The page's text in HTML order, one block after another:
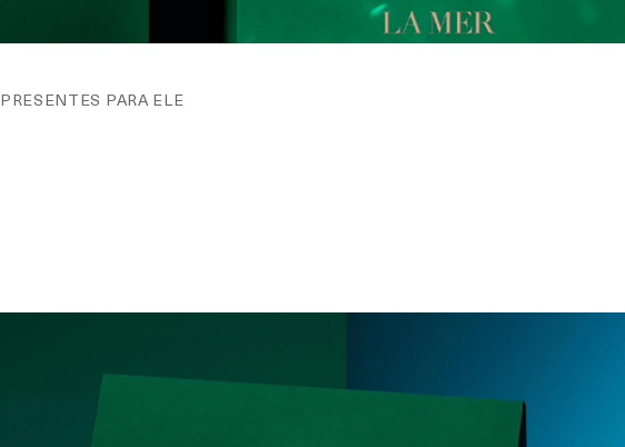
PRESENTES PARA ELE